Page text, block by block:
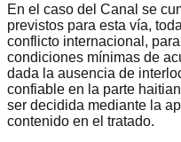
En el caso del Canal se
previstos para esta vía,
conflicto internacional,
condiciones mínimas de
dada la ausencia de
confiable en la parte
ser decidida mediante la
contenido en el tratado.